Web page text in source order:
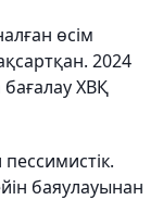
өсім
2024
ХВҚ
баяулауынан